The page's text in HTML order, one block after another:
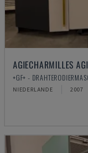
AGIECHARMILLES
+GF+ -
NIEDERLANDE 2007